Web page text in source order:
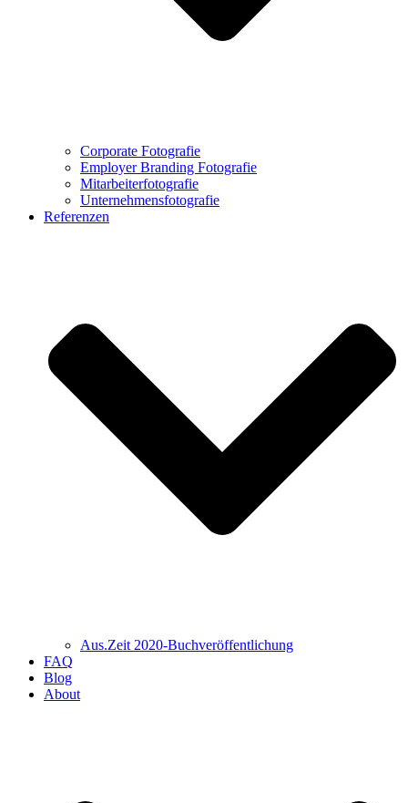
Corporate Fotografie
Employer Branding Fotografie
Mitarbeiterfotografie
Unternehmensfotografie
Referenzen
Aus.Zeit 2020-Buch­veröffentlichung
FAQ
Blog
About